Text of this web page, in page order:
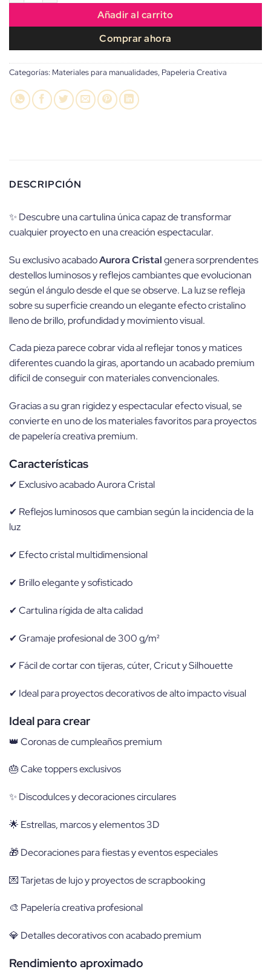
Añadir al carrito
Comprar ahora
Categorías: Materiales para manualidades, Papeleria Creativa
DESCRIPCIÓN
✨ Descubre una cartulina única capaz de transformar
cualquier proyecto en una creación espectacular.
Su exclusivo acabadoAurora Cristalgenera sorprendentes
destellos luminosos y reflejos cambiantes que evolucionan
según el ángulo desde el que se observe. La luz se refleja
sobre su superficie creando un elegante efecto cristalino
lleno de brillo, profundidad y movimiento visual.
Cada pieza parece cobrar vida al reflejar tonos y matices
diferentes cuando la giras, aportando un acabado premium
difícil de conseguir con materiales convencionales.
Gracias a su gran rigidez y espectacular efecto visual, se
convierte en uno de los materiales favoritos para proyectos
de papelería creativa premium.
Características
✔ Exclusivo acabado Aurora Cristal
✔ Reflejos luminosos que cambian según la incidencia de la
luz
✔ Efecto cristal multidimensional
✔ Brillo elegante y sofisticado
✔ Cartulina rígida de alta calidad
✔ Gramaje profesional de 300 g/m²
✔ Fácil de cortar con tijeras, cúter, Cricut y Silhouette
✔ Ideal para proyectos decorativos de alto impacto visual
Ideal para crear
👑 Coronas de cumpleaños premium
🎂 Cake toppers exclusivos
✨ Discodulces y decoraciones circulares
🌟 Estrellas, marcos y elementos 3D
🎁 Decoraciones para fiestas y eventos especiales
💌 Tarjetas de lujo y proyectos de scrapbooking
🎨 Papelería creativa profesional
💎 Detalles decorativos con acabado premium
Rendimiento aproximado